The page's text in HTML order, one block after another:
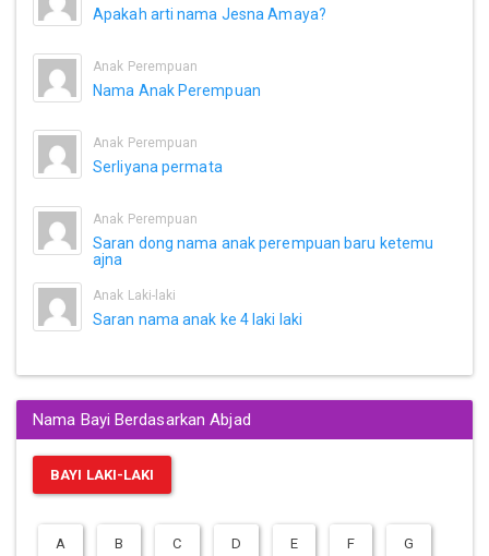
Apakah arti nama Jesna Amaya?
Anak Perempuan
Nama Anak Perempuan
Anak Perempuan
Serliyana permata
Anak Perempuan
Saran dong nama anak perempuan baru ketemu
ajna
Anak Laki-laki
Saran nama anak ke 4 laki laki
Nama Bayi Berdasarkan Abjad
BAYI LAKI-LAKI
A B C D E F G